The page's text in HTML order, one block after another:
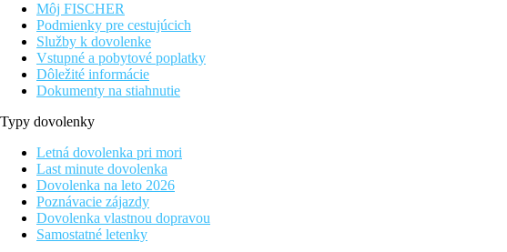
Môj FISCHER
Podmienky pre cestujúcich
Služby k dovolenke
Vstupné a pobytové poplatky
Dôležité informácie
Dokumenty na stiahnutie
Typy dovolenky
Letná dovolenka pri mori
Last minute dovolenka
Dovolenka na leto 2026
Poznávacie zájazdy
Dovolenka vlastnou dopravou
Samostatné letenky